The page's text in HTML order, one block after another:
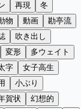
再現
冬
物 動画
勘亭流
吹き出し
変形
多ウェイト
字
女子高生
小ぶり
賀状
幻想的